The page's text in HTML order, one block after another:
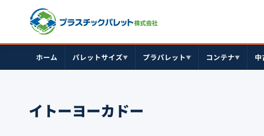
ホーム パレットサイズ▼ プラパレット▼ コンテナ▼ 中
イトーヨーカドー